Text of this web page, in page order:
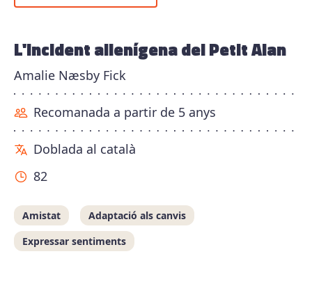
L'incident alienígena del Petit Alan
Amalie Næsby Fick
Recomanada a partir de 5 anys
Doblada al català
82
Amistat
Adaptació als canvis
Expressar sentiments